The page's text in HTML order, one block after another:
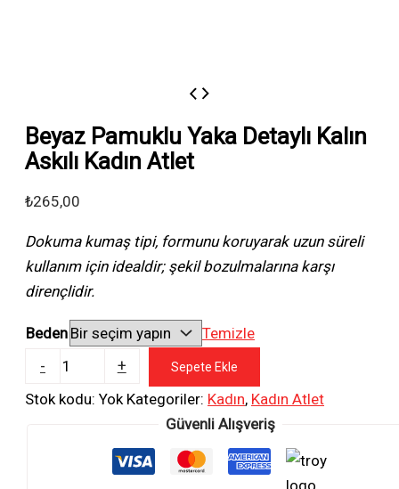
Beyaz Pamuklu Yaka Detaylı Kalın
Askılı Kadın Atlet
₺265,00
Dokuma kumaş tipi, formunu koruyarak uzun süreli
kullanım için idealdir; şekil bozulmalarına karşı
dirençlidir.
Beden Temizle
-
Beyaz
Yaka
+ Sepete Ekle
Stok kodu: Yok Kategoriler: Kadın, Kadın Atlet
Güvenli Alışveriş